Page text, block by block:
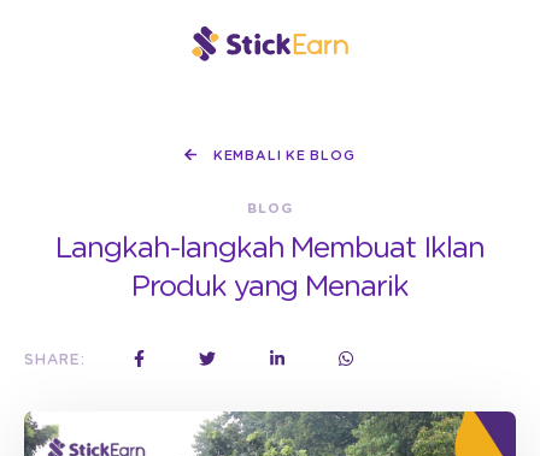
KEMBALI KE BLOG
BLOG
Langkah-langkah Membuat Iklan
Produk yang Menarik
SHARE: